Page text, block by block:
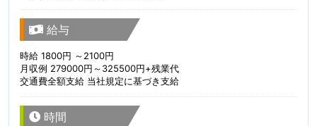
給与
時給 1800円 ～2100円
月収例 279000円～325500円+残業代
交通費全額支給 当社規定に基づき支給
時間